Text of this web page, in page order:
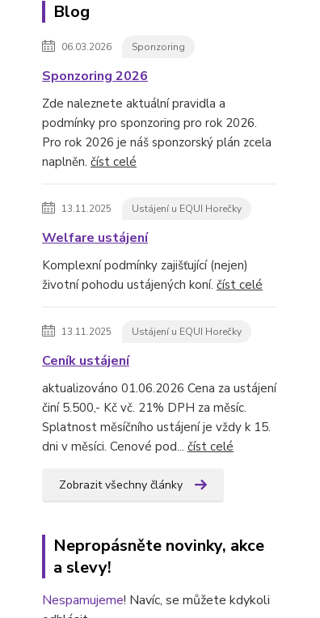
Blog
06.03.2026 Sponzoring
Sponzoring 2026
Zde naleznete aktuální pravidla a
podmínky pro sponzoring pro rok 2026.
Pro rok 2026 je náš sponzorský plán zcela
naplněn. číst celé
13.11.2025 Ustájení u EQUI Horečky
Welfare ustájení
Komplexní podmínky zajišťující (nejen)
životní pohodu ustájených koní. číst celé
13.11.2025 Ustájení u EQUI Horečky
Ceník ustájení
aktualizováno 01.06.2026 Cena za ustájení
činí 5.500,- Kč vč. 21% DPH za měsíc.
Splatnost měsíčního ustájení je vždy k 15.
dni v měsíci. Cenové pod... číst celé
Zobrazit všechny články
Nepropásněte novinky, akce
a slevy!
Nespamujeme! Navíc, se můžete kdykoli